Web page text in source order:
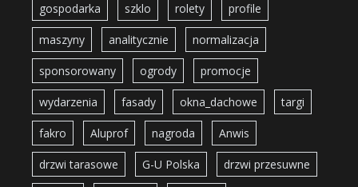
gospodarka szklo rolety profile
maszyny analitycznie normalizacja
sponsorowany ogrody promocje
wydarzenia fasady okna_dachowe targi
fakro Aluprof nagroda Anwis
drzwi tarasowe G-U Polska drzwi przesuwne